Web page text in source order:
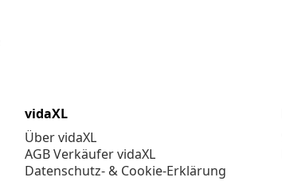
vidaXL
Über vidaXL
AGB Verkäufer vidaXL
Datenschutz- & Cookie-Erklärung